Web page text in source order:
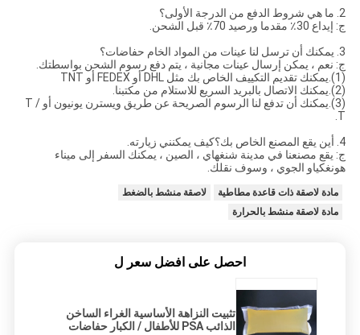
2. ما هي شروط الدفع من الدرجة الأولى؟
ج: إيداع 30٪ مقدما ورصيد 70٪ قبل الشحن.
3. يمكنك أن ترسل لنا عينات من المواد الخام حفاضات؟
ج: نعم ، يمكن إرسال عينات مجانية ، يتم دفع رسوم الشحن بواسطتك.
(1).يمكنك تقديم التكييف الخاص بك مثل DHL أو FEDEX أو TNT
(2).يمكنك الاتصال بالبريد السريع للاستلام من مكتبنا.
(3).يمكنك أن تدفع لنا الرسوم الصريحة عن طريق ويسترن يونيون أو T /
T.
4. أين يقع المصنع الخاص بك؟كيف يمكنني زيارته.
ج: يقع مصنعنا في مدينة شنغهاي ، الصين ، يمكنك السفر إلى ميناء
هونغكياو الجوي ، وسوف نقلك.
مادة لاصقة ذات قاعدة مطاطية
لاصقة منشط بالضغط
مادة لاصقة منشط بالحرارة
احصل على افضل سعر ل
تثبيت النزاهة الأساسية الغراء الساخن
الذائب PSA للأطفال / الكبار حفاضات